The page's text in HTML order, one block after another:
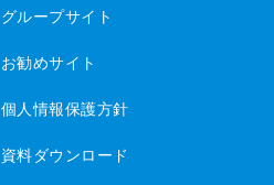
グループサイト
お勧めサイト
個人情報保護方針
資料ダウンロード